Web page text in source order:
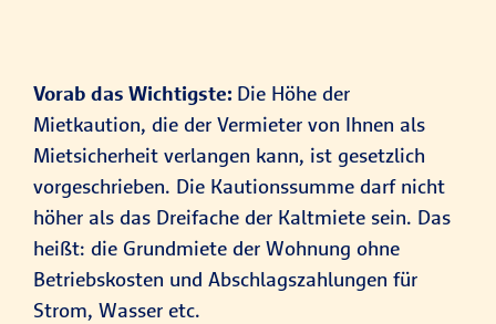
Vorab das Wichtigste: Die Höhe der
Mietkaution, die der Vermieter von Ihnen als
Mietsicherheit verlangen kann, ist gesetzlich
vorgeschrieben. Die Kautionssumme darf nicht
höher als das Dreifache der Kaltmiete sein. Das
heißt: die Grundmiete der Wohnung ohne
Betriebskosten und Abschlagszahlungen für
Strom, Wasser etc.